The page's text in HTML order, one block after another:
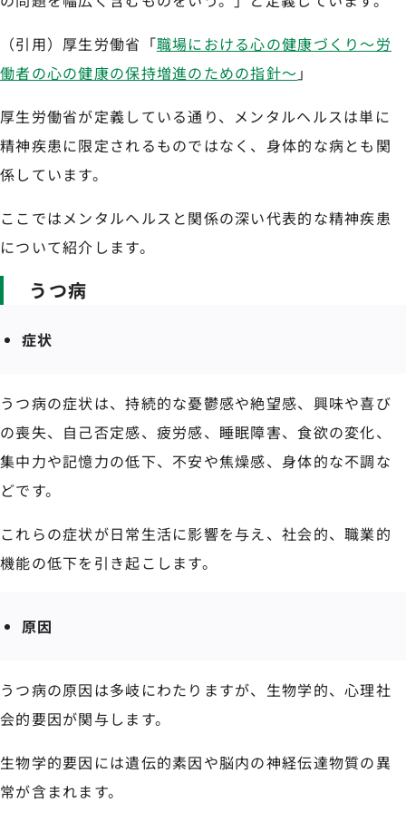
（引用）厚生労働省「職場における心の健康づくり～労
働者の心の健康の保持増進のための指針～ 」
厚生労働省が定義している通り、メンタルヘルスは単に
精神疾患に限定されるものではなく、身体的な病とも関
係しています。
ここではメンタルヘルスと関係の深い代表的な精神疾患
について紹介します。
うつ病
症状
うつ病の症状は、持続的な憂鬱感や絶望感、興味や喜び
の喪失、自己否定感、疲労感、睡眠障害、食欲の変化、
集中力や記憶力の低下、不安や焦燥感、身体的な不調な
どです。
これらの症状が日常生活に影響を与え、社会的、職業的
機能の低下を引き起こします。
原因
うつ病の原因は多岐にわたりますが、生物学的、心理社
会的要因が関与します。
生物学的要因には遺伝的素因や脳内の神経伝達物質の異
常が含まれます。